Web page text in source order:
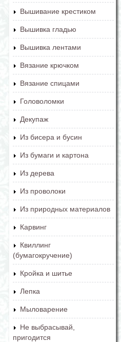
Вышивание крестиком
Вышивка гладью
Вышивка лентами
Вязание крючком
Вязание спицами
Головоломки
Декупаж
Из бисера и бусин
Из бумаги и картона
Из дерева
Из проволоки
Из природных материалов
Карвинг
Квиллинг
(бумагокручение)
Кройка и шитье
Лепка
Мыловарение
Не выбрасывай,
пригодится